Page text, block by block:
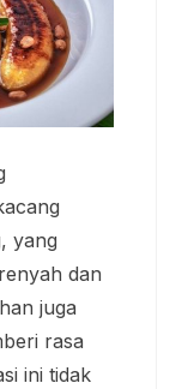
yang
dan
juga
rasa
ini tidak